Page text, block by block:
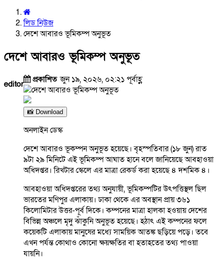
লিড নিউজ
দেশে আবারও ভূমিকম্প অনুভূত
দেশে আবারও ভূমিকম্প অনুভূত
editor প্রকাশিতজুন ১৯, ২০২৬, ০২:২১ পূর্বাহ্ণ
📸 Download
অনলাইন ডেস্ক
দেশে আবারও ভূকম্পন অনুভূত হয়েছে। বৃহস্পতিবার (১৮ জুন) রাত
৯টা ২৯ মিনিটে এই ভূমিকম্প আঘাত হানে বলে জানিয়েছে আবহাওয়া
অধিদপ্তর। রিখটার স্কেলে এর মাত্রা রেকর্ড করা হয়েছে ৪ দশমিক ৪।
আবহাওয়া অধিদপ্তরের তথ্য অনুযায়ী, ভূমিকম্পটির উৎপত্তিস্থল ছিল
ভারতের মণিপুর এলাকায়। ঢাকা থেকে এর অবস্থান প্রায় ৩৬১
কিলোমিটার উত্তর-পূর্ব দিকে। কম্পনের মাত্রা হালকা হওয়ায় দেশের
বিভিন্ন অঞ্চলে মৃদু ঝাঁকুনি অনুভূত হয়েছে। হঠাৎ এই কম্পনের ফলে
কয়েকটি এলাকায় মানুষের মধ্যে সাময়িক আতঙ্ক ছড়িয়ে পড়ে। তবে
এখন পর্যন্ত কোথাও কোনো ক্ষয়ক্ষতির বা হতাহতের তথ্য পাওয়া
যায়নি।